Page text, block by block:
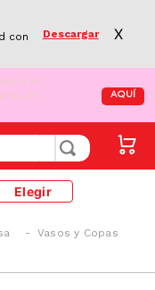
con
Descargar X
el
de
AQUÍ
Elegir
Vasos y Copas